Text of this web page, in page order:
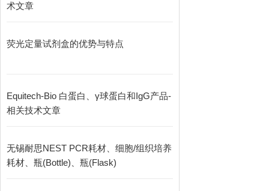
术文章
荧光定量试剂盒的优势与特点
Equitech-Bio 白蛋白、γ球蛋白和IgG产品-
相关技术文章
无锡耐思NEST PCR耗材、细胞/组织培养
耗材、瓶(Bottle)、瓶(Flask)